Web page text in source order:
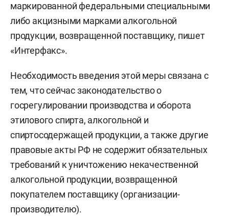
маркированной федеральными специальными
либо акцизными марками алкогольной
продукции, возвращенной поставщику, пишет
«Интерфакс».
Необходимость введения этой меры связана с
тем, что сейчас законодательство о
госрегулировании производства и оборота
этилового спирта, алкогольной и
спиртосодержащей продукции, а также другие
правовые акты РФ не содержит обязательных
требований к уничтожению некачественной
алкогольной продукции, возвращенной
покупателем поставщику (организации-
производителю).